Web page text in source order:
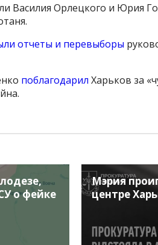
Василия Орлецкого и Юрия
.
отчеты и перевыборы
поблагодарил Харьков за
о фейке
Мэрия
центре